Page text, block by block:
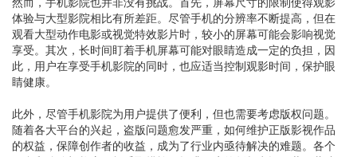
体验与大型影院相比有所差距。尽管手机的分辨率不断提高，但在
观看大型动作电影或视觉特效影片时，较小的屏幕可能会影响视觉
享受。其次，长时间盯着手机屏幕可能对眼睛造成一定的负担，因
此，用户在享受手机影院的同时，也应适当控制观影时间，保护眼
睛健康。
此外，尽管手机影院为用户提供了便利，但也需要考虑版权问题。
随着各大平台的兴起，盗版问题愈发严重，如何维护正版影视作品
的权益，保障创作者的收益，成为了行业内亟待解决的难题。各个